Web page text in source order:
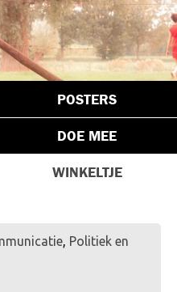
POSTERS
DOE MEE
WINKELTJE
, Politiek en